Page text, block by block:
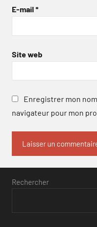
E-mail *
Site web
Enregistrer mon
navigateur pour mon
Rechercher